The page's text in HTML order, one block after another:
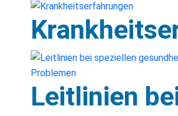
Leitlinien